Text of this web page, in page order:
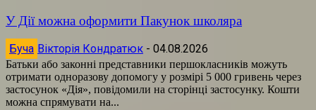
У Дії можна оформити Пакунок школяра
Буча Вікторія Кондратюк - 04.08.2026
Батьки або законні представники першокласників можуть
отримати одноразову допомогу у розмірі 5 000 гривень через
застосунок «Дія», повідомили на сторінці застосунку. Кошти
можна спрямувати на...